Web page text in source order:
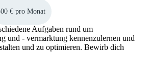
€ pro Monat
Aufgaben rund um
und - vermarktung kennenzulernen und
und zu optimieren. Bewirb dich